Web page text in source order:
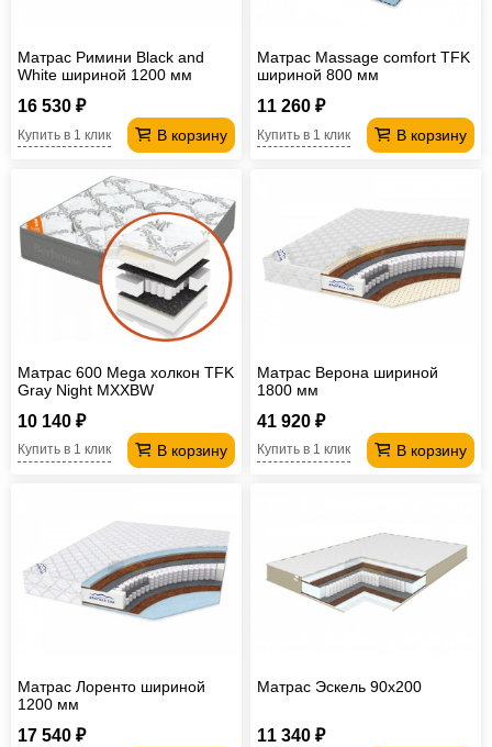
Матрас Римини Black and
White шириной 1200 мм
16 530 ₽
В корзину
Купить в 1 клик
Матрас Massage comfort TFK
шириной 800 мм
11 260 ₽
В корзину
Купить в 1 клик
Матрас 600 Mega холкон TFK
Gray Night МХХBW
10 140 ₽
В корзину
Купить в 1 клик
Матрас Верона шириной
1800 мм
41 920 ₽
В корзину
Купить в 1 клик
Матрас Лоренто шириной
1200 мм
17 540 ₽
Матрас Эскель 90х200
11 340 ₽